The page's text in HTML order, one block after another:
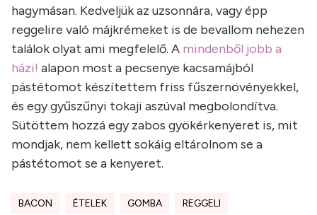
hagymásan. Kedveljük az uzsonnára, vagy épp
reggelire való májkrémeket is de bevallom nehezen
találok olyat ami megfelelő. A mindenből jobb a
házi! alapon most a pecsenye kacsamájból
pástétomot készítettem friss fűszernövényekkel,
és egy gyűszűnyi tokaji aszúval megbolondítva.
Sütöttem hozzá egy zabos gyökérkenyeret is, mit
mondjak, nem kellett sokáig eltárolnom se a
pástétomot se a kenyeret.
BACON ÉTELEK GOMBA REGGELI